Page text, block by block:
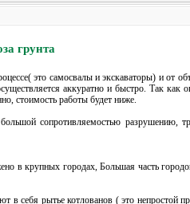
грунта
это самосвалы и экскаваторы) и от
аккуратно и быстро. Так как
стоимость работы будет ниже.
сопротивляемостью разрушению,
в крупных городах, Большая часть
себя рытье котлованов ( это непростой